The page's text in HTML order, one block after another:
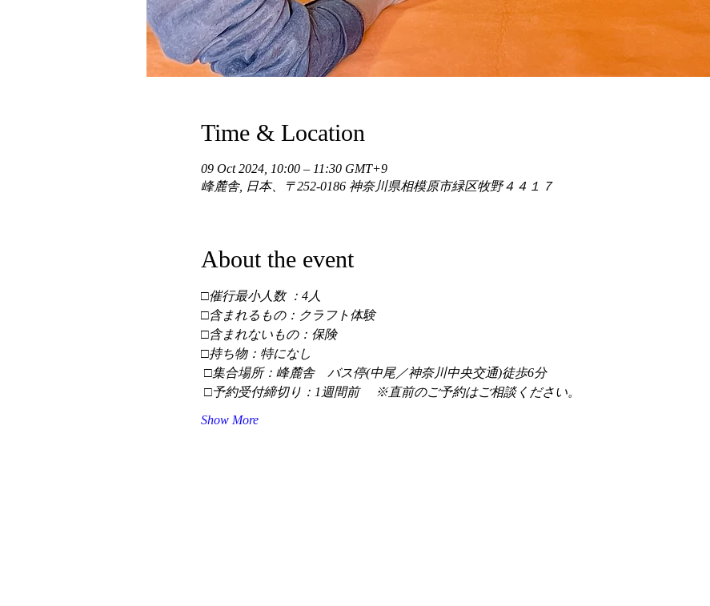
Time & Location
09 Oct 2024, 10:00 – 11:30 GMT+9
峰麓舎, 日本、〒252-0186 神奈川県相模原市緑区牧野４４１７
About the event
□催行最小人数 ：4人
□含まれるもの：クラフト体験
□含まれないもの：保険
□持ち物：特になし
□集合場所：峰麓舎　バス停(中尾／神奈川中央交通)徒歩6分
□予約受付締切り：1週間前 　※直前のご予約はご相談ください。
Show More